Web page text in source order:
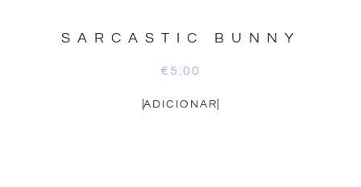
SARCASTIC BUNNY
€ 5.00
ADICIONAR